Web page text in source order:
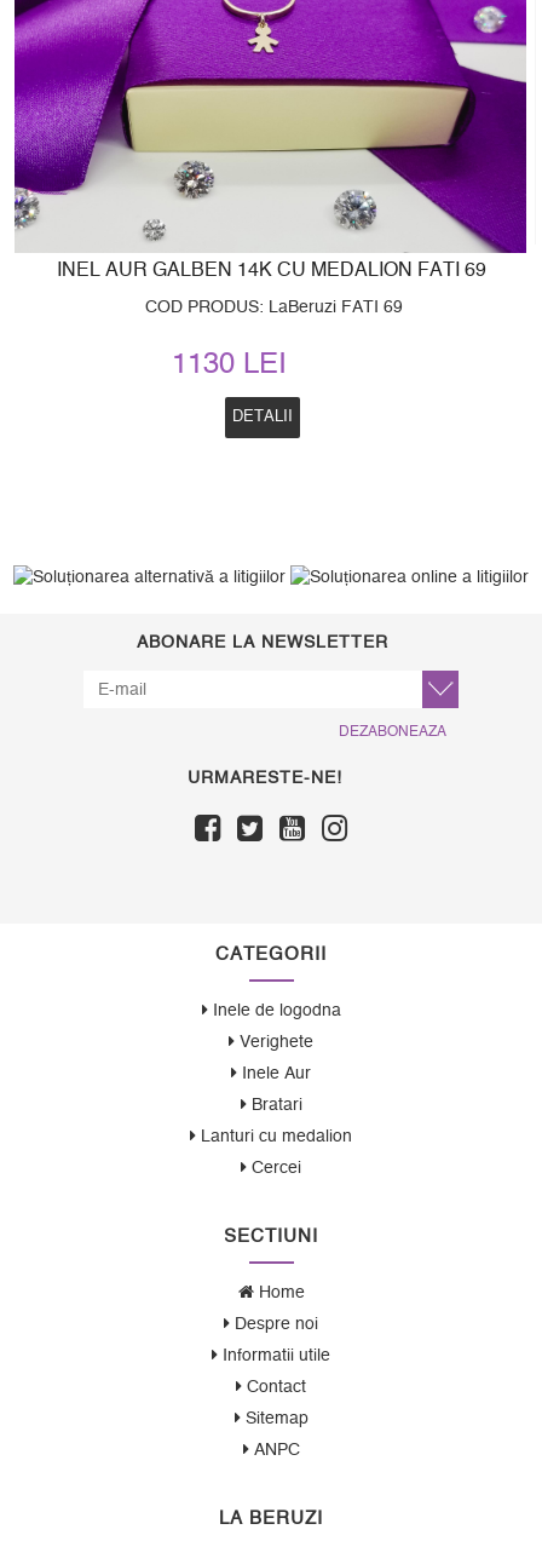
INEL AUR GALBEN 14K CU MEDALION FATI 69
COD PRODUS: LaBeruzi FATI 69
1130 LEI
DETALII
ABONARE LA NEWSLETTER
DEZABONEAZA
URMARESTE-NE!
CATEGORII
Inele de logodna
Verighete
Inele Aur
Bratari
Lanturi cu medalion
Cercei
SECTIUNI
Home
Despre noi
Informatii utile
Contact
Sitemap
ANPC
LA BERUZI